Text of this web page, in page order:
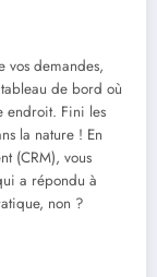
vos demandes,
tableau de bord où
endroit. Fini les
la nature ! En
(CRM), vous
a répondu à
non ?